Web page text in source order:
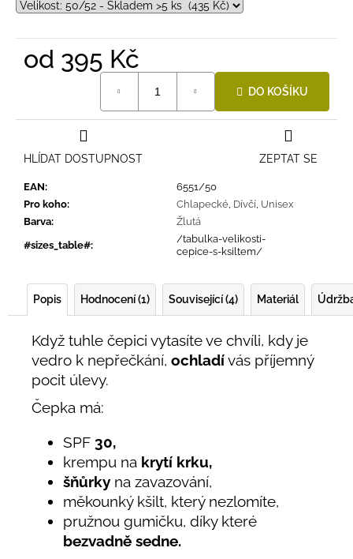
od 395 Kč
DO KOŠÍKU
EAN:
6551/50
Pro koho: Chlapecké, Dívčí, Unisex
Barva:
Žlutá
#sizes_table#:
/tabulka-velikosti-
cepice-s-ksiltem/
ZEPTAT SE
HLÍDAT DOSTUPNOST
Popis Hodnocení (1) Související (4) Materiál
Když tuhle čepici vytasíte ve chvíli, kdy je
vedro k nepřečkání, ochladívás příjemný
pocit úlevy.
Čepka má:
SPF 30,
krempu na krytí krku,
šňůrky na zavazování,
měkounký kšilt, který nezlomíte,
pružnou gumičku, díky které
bezvadně sedne.